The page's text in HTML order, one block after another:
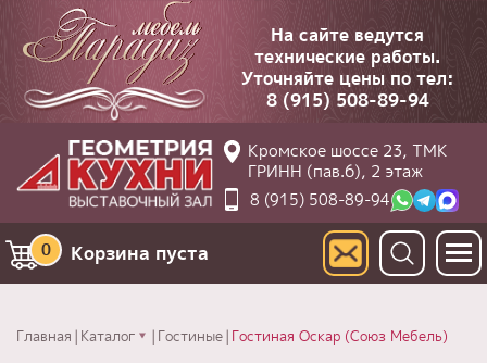
На сайте ведутся
технические работы.
Уточняйте цены по тел:
8 (915) 508-89-94
Кромское шоссе 23, ТМК
ГРИНН (пав.6), 2 этаж
8 (915) 508-89-94
0 Корзина пуста
Главная Каталог Гостиные Гостиная Оскар (Союз Мебель)